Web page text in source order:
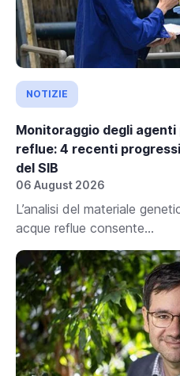
NOTIZIE
Monitoraggio degli
reflue: 4 recenti
del SIB
06 August 2026
L’analisi del materiale
acque reflue consente...